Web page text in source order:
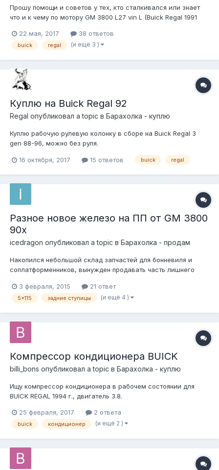
Прошу помощи и советов у тех, кто сталкивался или знает
что и к чему по мотору GM 3800 L27 vin L (Buick Regal 1991
то еще при капиталке данного мотора? Есть вопрос по
выбору ремкомплекта, E-bay предлагает в основном наборы
22 мая, 2017 38 ответов
buick regal (и ещё 3 )
Куплю на Buick Regal 92
Regal опубликовал a topic в Барахолка - куплю
Куплю рабочую рулевую колонку в сборе на Buick Regal 3
gen 88-96, можно без руля.
16 октября, 2017 15 ответов buick regal
Разное новое железо на ПП от GM 3800
90х
icedragon опубликовал a topic в Барахолка - продам
Накопился небольшой склад запчастей для бонневиля и
соплатформенников, вынужден продавать часть лишнего
часть из США. 1) Пара годных задних ступиц Timken, P/n
513062. Новые в коробках. Покупались на бонневиль как
3 февраля, 2015 21 ответ
5x115 задние ступицы (и ещё 4 )
Компрессор кондиционера BUICK
billi_bons опубликовал a topic в Барахолка - куплю
Ищу компрессор кондиционера в рабочем состоянии для
BUICK REGAL 1994 г., двигатель 3.8.
25 февраля, 2017 2 ответа
buick кондиционер (и ещё 2 )